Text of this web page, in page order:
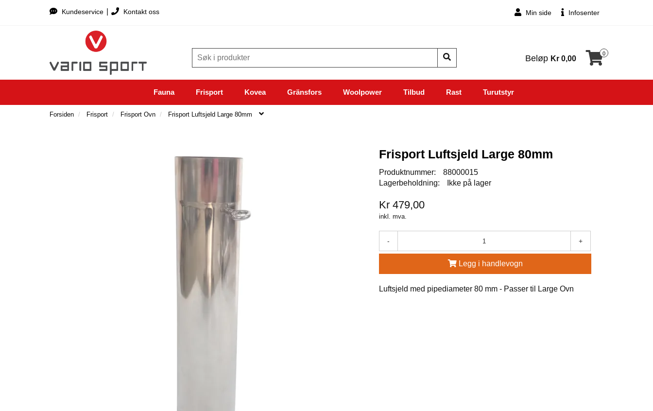
Kundeservice Kontakt oss Min side Infosenter
Beløp Kr 0,00
0
Fauna Frisport Kovea Gränsfors Woolpower Tilbud Rast Turutstyr
Forsiden Frisport Frisport Ovn Frisport Luftsjeld Large 80mm
Frisport Luftsjeld Large 80mm
Produktnummer:
88000015
Lagerbeholdning:
Ikke på lager
Kr 479,00
inkl. mva.
- +
Legg i handlevogn
Luftsjeld med pipediameter 80 mm - Passer til Large Ovn